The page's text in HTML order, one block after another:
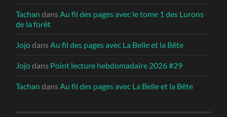
Tachan dansAu fil des pages avec le tome 1 des Lurons
de la forêt
JojodansAu fil des pages avec La Belle et la Bête
Jojodans Point lecture hebdomadaire 2026 #29
Tachan dansAu fil des pages avec La Belle et la Bête